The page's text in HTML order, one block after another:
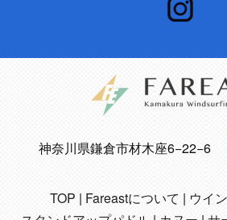
神奈川県鎌倉市材木座6−22−6
TOP Fareastについて
ウイ